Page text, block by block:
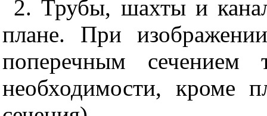
2. Трубы, шахты и
плане. При
поперечным
необходимости, кроме